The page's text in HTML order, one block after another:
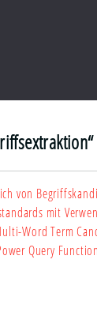
von
mit
Word Term
Query